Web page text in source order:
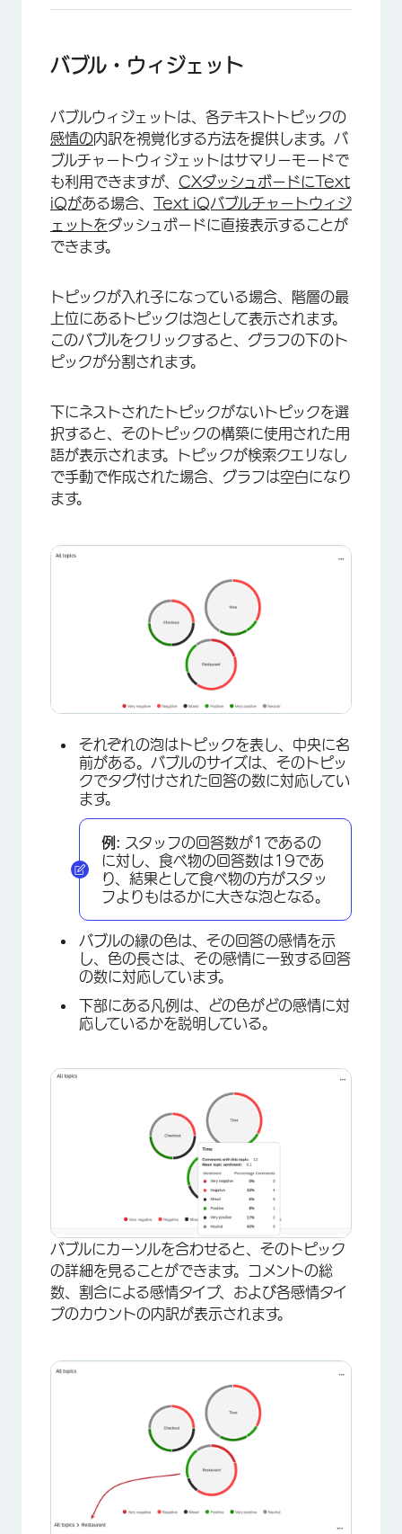
バブル・ウィジェット
バブルウィジェットは、各テキストトピックの
感情の内訳を視覚化する方法を提供します。バ
ブルチャートウィジェットはサマリーモードで
も利用できますが、 CXダッシュボードにText
iQがある場合、 Text iQバブルチャートウィジ
ェットをダッシュボードに直接表示することが
できます。
トピックが入れ子になっている場合、階層の最
上位にあるトピックは泡として表示されます。
このバブルをクリックすると、グラフの下のト
ピックが分割されます。
下にネストされたトピックがないトピックを選
択すると、そのトピックの構築に使用された用
語が表示されます。トピックが検索クエリなし
で手動で作成された場合、グラフは空白になり
ます。
それぞれの泡はトピックを表し、中央に名
前がある。バブルのサイズは、そのトピッ
クでタグ付けされた回答の数に対応してい
ます。
例: スタッフの回答数が1であるの
に対し、食べ物の回答数は19であ
り、結果として食べ物の方がスタッ
フよりもはるかに大きな泡となる。
バブルの縁の色は、その回答の感情を示
し、色の長さは、その感情に一致する回答
の数に対応しています。
下部にある凡例は、どの色がどの感情に対
応しているかを説明している。
バブルにカーソルを合わせると、そのトピック
の詳細を見ることができます。コメントの総
数、割合による感情タイプ、および各感情タイ
プのカウントの内訳が表示されます。